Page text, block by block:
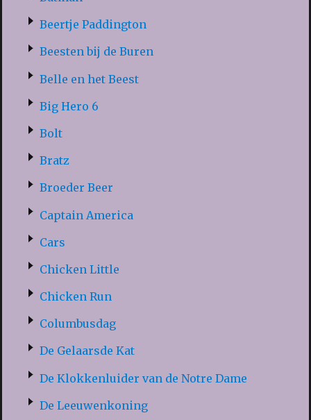
Beertje Paddington
Beesten bij de Buren
Belle en het Beest
Big Hero 6
Bolt
Bratz
Broeder Beer
Captain America
Cars
Chicken Little
Chicken Run
Columbusdag
De Gelaarsde Kat
De Klokkenluider van de Notre Dame
De Leeuwenkoning